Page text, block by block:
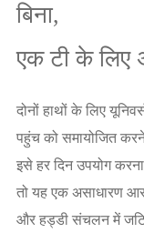
बिना,
एक टी के लिए
दोनों हाथों के लिए
पहुंच को समायोजित
इसे हर दिन उपयोग
तो यह एक असाधारण
और हड्डी संचलन में